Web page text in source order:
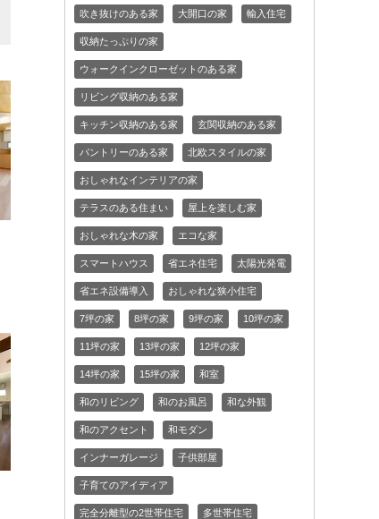
吹き抜けのある家 大開口の家 輸入住宅
収納たっぷりの家
ウォークインクローゼットのある家
リビング収納のある家
キッチン収納のある家 玄関収納のある家
パントリーのある家 北欧スタイルの家
おしゃれなインテリアの家
テラスのある住まい 屋上を楽しむ家
おしゃれな木の家 エコな家
スマートハウス 省エネ住宅 太陽光発電
省エネ設備導入 おしゃれな狭小住宅
7坪の家 8坪の家 9坪の家 10坪の家
11坪の家 13坪の家 12坪の家
14坪の家 15坪の家 和室
和のリビング 和のお風呂 和な外観
和のアクセント 和モダン
インナーガレージ 子供部屋
子育てのアイディア
完全分離型の2世帯住宅 多世帯住宅